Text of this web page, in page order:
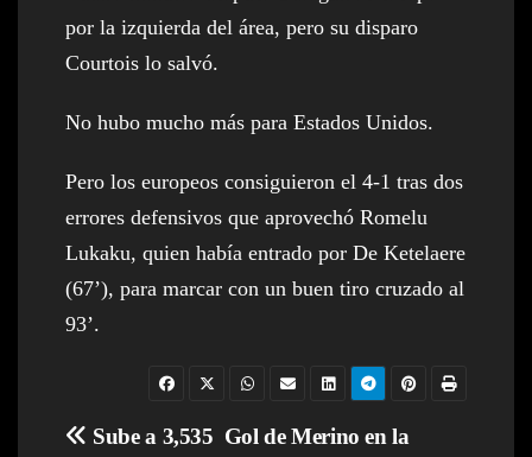
por la izquierda del área, pero su disparo
Courtois lo salvó.
No hubo mucho más para Estados Unidos.
Pero los europeos consiguieron el 4-1 tras dos
errores defensivos que aprovechó Romelu
Lukaku, quien había entrado por De Ketelaere
(67’), para marcar con un buen tiro cruzado al
93’.
NavegaciónGol de Merino en la
Sube a 3,535